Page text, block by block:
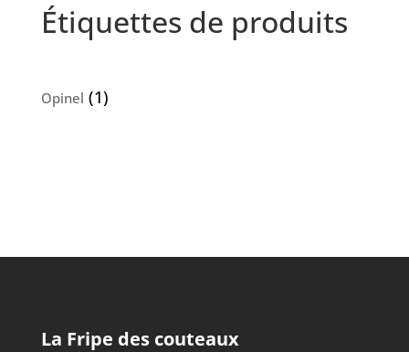
Étiquettes de produits
Opinel (1)
La Fripe des couteaux